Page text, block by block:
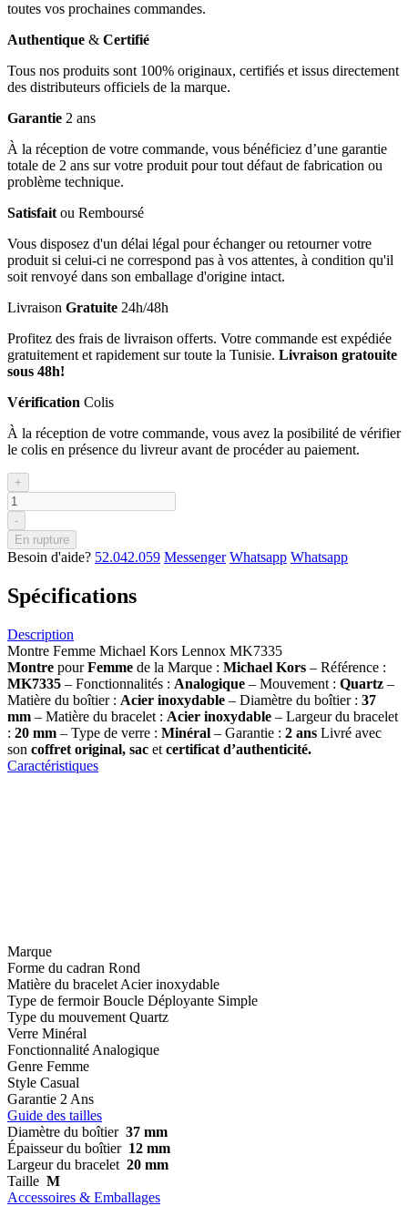
toutes vos prochaines commandes.
Authentique & Certifié
Tous nos produits sont 100% originaux, certifiés et issus directement
des distributeurs officiels de la marque.
Garantie 2 ans
À la réception de votre commande, vous bénéficiez d’une garantie
totale de 2 ans sur votre produit pour tout défaut de fabrication ou
problème technique.
Satisfait ou Remboursé
Vous disposez d'un délai légal pour échanger ou retourner votre
produit si celui-ci ne correspond pas à vos attentes, à condition qu'il
soit renvoyé dans son emballage d'origine intact.
Livraison Gratuite 24h/48h
Profitez des frais de livraison offerts. Votre commande est expédiée
gratuitement et rapidement sur toute la Tunisie. Livraison gratouite
sous 48h!
Vérification Colis
À la réception de votre commande, vous avez la posibilité de vérifier
le colis en présence du livreur avant de procéder au paiement.
+
-
En rupture
Besoin d'aide? 52.042.059 Messenger Whatsapp Whatsapp
Spécifications
Description
Montre Femme Michael Kors Lennox MK7335
Montre pourFemme de la Marque : Michael Kors – Référence :
MK7335 – Fonctionnalités : Analogique – Mouvement : Quartz –
Matière du boîtier : Acier inoxydable – Diamètre du boîtier : 37
mm – Matière du bracelet : Acier inoxydable – Largeur du bracelet
: 20 mm – Type de verre : Minéral – Garantie : 2 ans Livré avec
son coffret original, sac et certificat d’authenticité.
Caractéristiques
Marque
Forme du cadran Rond
Matière du bracelet Acier inoxydable
Type de fermoir Boucle Déployante Simple
Type du mouvement Quartz
Verre Minéral
Fonctionnalité Analogique
Genre Femme
Style Casual
Garantie 2 Ans
Guide des tailles
Diamètre du boîtier 37 mm
Épaisseur du boîtier 12 mm
Largeur du bracelet 20 mm
Taille M
Accessoires & Emballages